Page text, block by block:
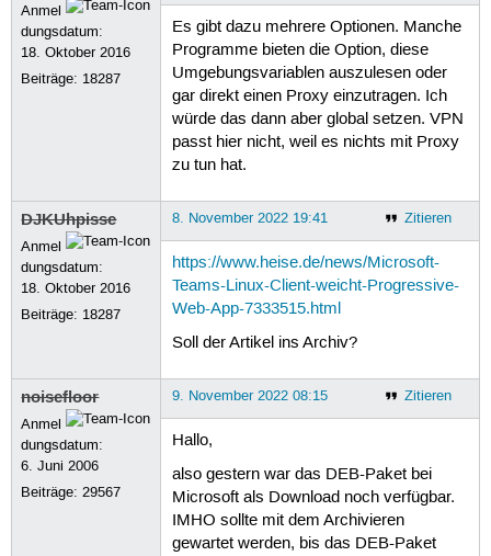
Anmel
dungsdatum:
18. Oktober 2016
Beiträge: 18287
Es gibt dazu mehrere Optionen. Manche
Programme bieten die Option, diese
Umgebungsvariablen auszulesen oder
gar direkt einen Proxy einzutragen. Ich
würde das dann aber global setzen. VPN
passt hier nicht, weil es nichts mit Proxy
zu tun hat.
DJKUhpisse
Anmel
dungsdatum:
18. Oktober 2016
Beiträge: 18287
Zitieren
8. November 2022 19:41
https://www.heise.de/news/Microsoft-
Teams-Linux-Client-weicht-Progressive-
Web-App-7333515.html
Soll der Artikel ins Archiv?
noisefloor
Anmel
dungsdatum:
6. Juni 2006
Beiträge:29567
Zitieren
9. November 2022 08:15
Hallo,
also gestern war das DEB-Paket bei
Microsoft als Download noch verfügbar.
IMHO sollte mit dem Archivieren
gewartet werden, bis das DEB-Paket